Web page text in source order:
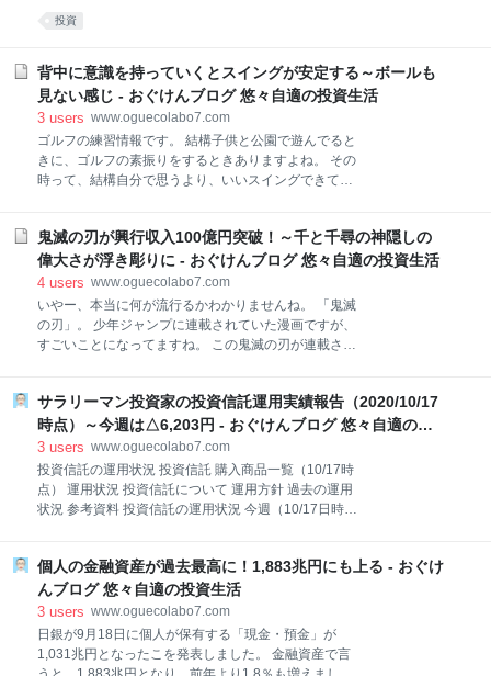
てみると これって大人になるとよくわかるんだよな。
機会がある。 いやー、システムエンジニアって一部で
誤解されているかもしれないが、本当に新しい
時は、2万ドルを超えていたのではないでしょうか
ね。 当初1,000ドル程度だったのが、約20倍ぐらいま
いう雰囲気の中、結構な額を投資した人も多くいて、
それが20倍にもなったんだから、そりゃ中には億を超
える資産を築いた人もいたでしょう。 当時の記事で
て人がいましたからね。 20倍と言えば、700万円＊20
倍ということで、1億4,000万円ですか。 すごいです
ね。 しかし2018年には大きく下落して、かなり焦っ
コイン（仮想通貨）ブーム 次の流れが来ている！？ 今
後ビットコインが上がる要因 ビットコ
投資
背中に意識を持っていくとスイングが安定する～ボールも
見ない感じ - おぐけんブログ 悠々自適の投資生活
3 users www.oguecolabo7.com
ゴルフの練習情報です。 結構子供と公園で遊んでると
きに、ゴルフの素振りをするときありますよね。 その
時って、結構自分で思うより、いいスイングできてま
ですよね。 それを今回チャレンジしてみました。 意識
を背中に持ってくるとクラブのスイングが分かる ゆっ
くり振るイメージも付きやすい オーバースイングは右
脇を意識することで抑える ボールをしっかり見ていな
くても意外としっかり打てる！ 意識を背中に持ってく
るとクラブのスイングが分かる 意識をほぼ背中に持っ
てもボールがぼんやりしてきます。 その状態で打つと
いうのは、結構勇気がいります。 でも、こうすること
により、クラブを振り上げる。バックスイングの軌道
鬼滅の刃が興行収入100億円突破！～千と千尋の神隠しの
偉大さが浮き彫りに - おぐけんブログ 悠々自適の投資生活
4 users www.oguecolabo7.com
いやー、本当に何が流行るかわかりませんね。 「鬼滅
の刃」。 少年ジャンプに連載されていた漫画ですが、
すごいことになってますね。 この鬼滅の刃が連載され
「劇場版 鬼滅の刃 無限列車編」が、興行収入100
億円の大台を突破したとか。 100億円って。 それも公
開10日での達成ですからね。 コロナ禍のなかを考える
とすごいの一言です。 公開10日で興行収入が107億円
実際の数値で見てみると 今までの記録は そもそも鬼滅
の刃とは 今回の劇場版は炎柱の煉獄（れんごく）杏寿
と、鬼滅の刃の劇場版「劇場版 鬼滅の刃 無限列車
編」が、公開10日で興行収入107億5,423万2,550円を
記録したと発表しま
サラリーマン投資家の投資信託運用実績報告（2020/10/17
時点）～今週は△6,203円 - おぐけんブログ 悠々自適の投
資生活
3 users www.oguecolabo7.com
投資信託の運用状況 投資信託 購入商品一覧（10/17時
点） 運用状況 投資信託について 運用方針 過去の運用
状況 参考資料 投資信託の運用状況 今週（10/17日時
ります。 株投資と異なり、長期でゆっくりと育ててい
く感じですね。 www.oguecolabo7.com 分散型の投資
信託だと、利回りもそんなに激しく動くこともなく、
平均で6％以上は見込めると思います。 少しづつ積立
でのんびりと老後資金を貯めてはいかがでしょうか。
投資信託 購入商品一覧（10/17時点） 買っている投資
個人の金融資産が過去最高に！1,883兆円にも上る - おぐけ
んブログ 悠々自適の投資生活
3 users www.oguecolabo7.com
日銀が9月18日に個人が保有する「現金・預金」が
1,031兆円となったこを発表しました。 金融資産で言